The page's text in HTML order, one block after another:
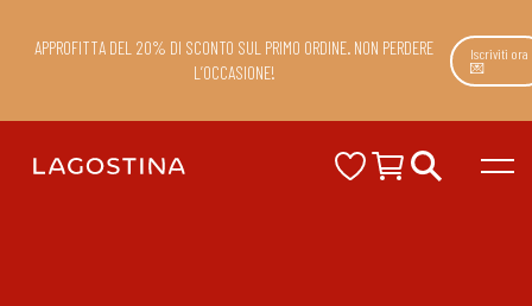
APPROFITTA DEL 20% DI SCONTO SUL PRIMO ORDINE. NON PERDERE
L’OCCASIONE!
Iscriviti ora
💌